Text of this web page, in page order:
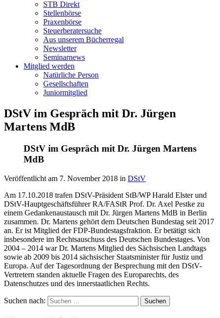
STB Direkt
Stellenbörse
Praxenbörse
Steuerberatersuche
Aus unserem Bücherregal
Newsletter
Seminarnews
Mitglied werden
Natürliche Person
Gesellschaften
Juniormitglied
DStV im Gespräch mit Dr. Jürgen
Martens MdB
DStV im Gespräch mit Dr. Jürgen Martens
MdB
Veröffentlicht am 7. November 2018 in DStV
Am 17.10.2018 trafen DStV-Präsident StB/WP Harald Elster und
DStV-Hauptgeschäftsführer RA/FAStR Prof. Dr. Axel Pestke zu
einem Gedankenaustausch mit Dr. Jürgen Martens MdB in Berlin
zusammen. Dr. Martens gehört dem Deutschen Bundestag seit 2017
an. Er ist Mitglied der FDP-Bundestagsfraktion. Er betätigt sich
insbesondere im Rechtsauschuss des Deutschen Bundestages. Von
2004 – 2014 war Dr. Martens Mitglied des Sächsischen Landtags
sowie ab 2009 bis 2014 sächsischer Staatsminister für Justiz und
Europa. Auf der Tagesordnung der Besprechung mit den DStV-
Vertretern standen aktuelle Fragen des Europarechts, des
Datenschutzes und des innerstaatlichen Rechts.
Suchen nach: